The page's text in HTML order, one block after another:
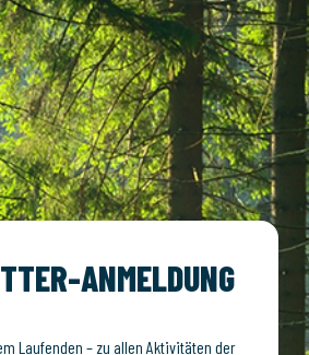
ANMELDUNG
Laufenden – zu allen Aktivitäten der